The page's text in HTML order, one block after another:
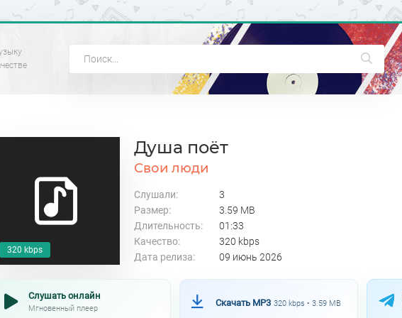
320 kbps
Душа поëт
Свои люди
Слушали:
3
Размер:
3.59 MB
Длительность:
01:33
Качество:
320 kbps
Дата релиза:
09 июнь 2026
Слушать онлайн
Мгновенный плеер
Скачать MP3 320 kbps • 3.59 MB